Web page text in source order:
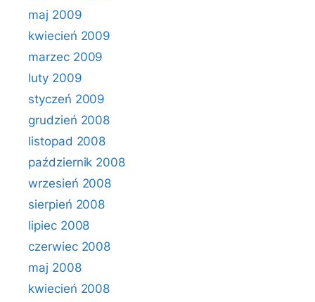
maj 2009
kwiecień 2009
marzec 2009
luty 2009
styczeń 2009
grudzień 2008
listopad 2008
październik 2008
wrzesień 2008
sierpień 2008
lipiec 2008
czerwiec 2008
maj 2008
kwiecień 2008